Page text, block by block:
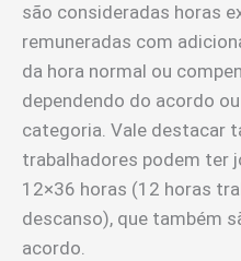
são consideradas horas
remuneradas com
da hora normal ou
dependendo do acordo
categoria. Vale destacar
trabalhadores podem ter
12×36 horas (12 horas
descanso), que também
acordo.